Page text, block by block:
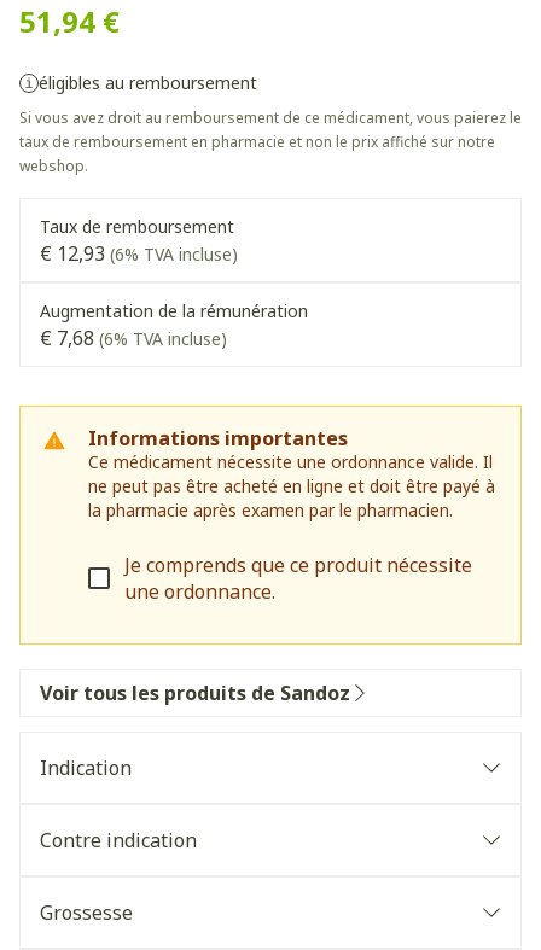
51,94 €
éligibles au remboursement
Si vous avez droit au remboursement de ce médicament, vous paierez le
taux de remboursement en pharmacie et non le prix affiché sur notre
webshop.
Taux de remboursement
€ 12,93 (6% TVA incluse)
Augmentation de la rémunération
€ 7,68 (6% TVA incluse)
Informations importantes
Ce médicament nécessite une ordonnance valide. Il
ne peut pas être acheté en ligne et doit être payé à
la pharmacie après examen par le pharmacien.
Je comprends que ce produit nécessite
une ordonnance.
Voir tous les produits de Sandoz
Indication
Contre indication
Grossesse